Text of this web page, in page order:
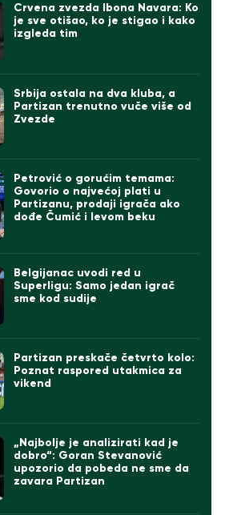
Crvena zvezda Ibona Navara: Ko
je sve otišao, ko je stigao i kako
izgleda tim
Srbija ostala na dva kluba, a
Partizan trenutno vuče više od
Zvezde
Petrović o gorućim temama:
Govorio o najvećoj plati u
Partizanu, prodaji igrača ako
dođe Čumić i levom beku
Belgijanac uvodi red u
Superligu: Samo jedan igrač
sme kod sudije
Partizan preskače četvrto kolo:
Poznat raspored utakmica za
vikend
„Najbolje je analizirati kad je
dobro“: Goran Stevanović
upozorio da pobeda ne sme da
zavara Partizan